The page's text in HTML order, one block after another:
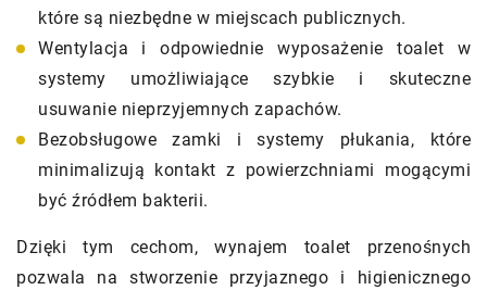
które są niezbędne w miejscach publicznych.
Wentylacja i odpowiednie wyposażenie toalet w
systemy umożliwiające szybkie i skuteczne
usuwanie nieprzyjemnych zapachów.
Bezobsługowe zamki i systemy płukania, które
minimalizują kontakt z powierzchniami mogącymi
być źródłem bakterii.
Dzięki tym cechom, wynajem toalet przenośnych
pozwala na stworzenie przyjaznego i higienicznego